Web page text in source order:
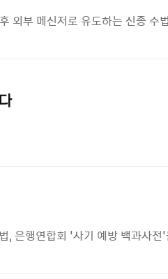
외부 메신저로 유도하는 신종 수
, 은행연합회 '사기 예방 백과사